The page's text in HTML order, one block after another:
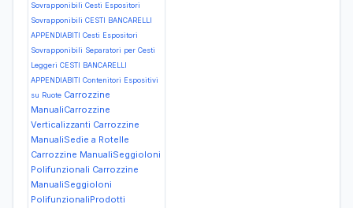
Sovrapponibili Cesti Espositori
Sovrapponibili CESTI BANCARELLI
APPENDIABITI Cesti Espositori
Sovrapponibili Separatori per Cesti
Leggeri CESTI BANCARELLI
APPENDIABITI Contenitori Espositivi
su Ruote Carrozzine
ManualiCarrozzine
Verticalizzanti Carrozzine
ManualiSedie a Rotelle
Carrozzine ManualiSeggioloni
Polifunzionali Carrozzine
ManualiSeggioloni
PolifunzionaliProdotti